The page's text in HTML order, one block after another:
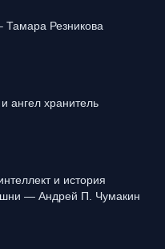
Тамара Резникова
ангел хранитель
и история
— Андрей П. Чумакин